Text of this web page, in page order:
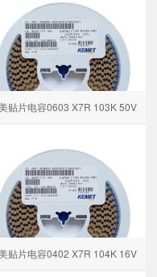
贴片电容0603 X7R 103K 50V
贴片电容0402 X7R 104K 16V